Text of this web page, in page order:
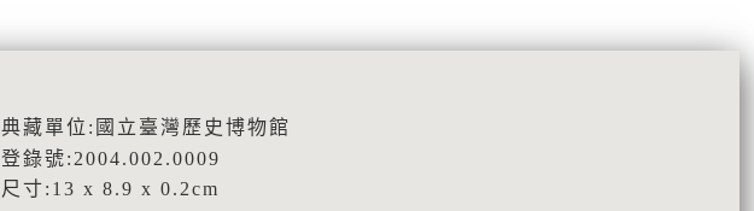
典藏單位:國立臺灣歷史博物館
登錄號:2004.002.0009
尺寸:13 x 8.9 x 0.2cm